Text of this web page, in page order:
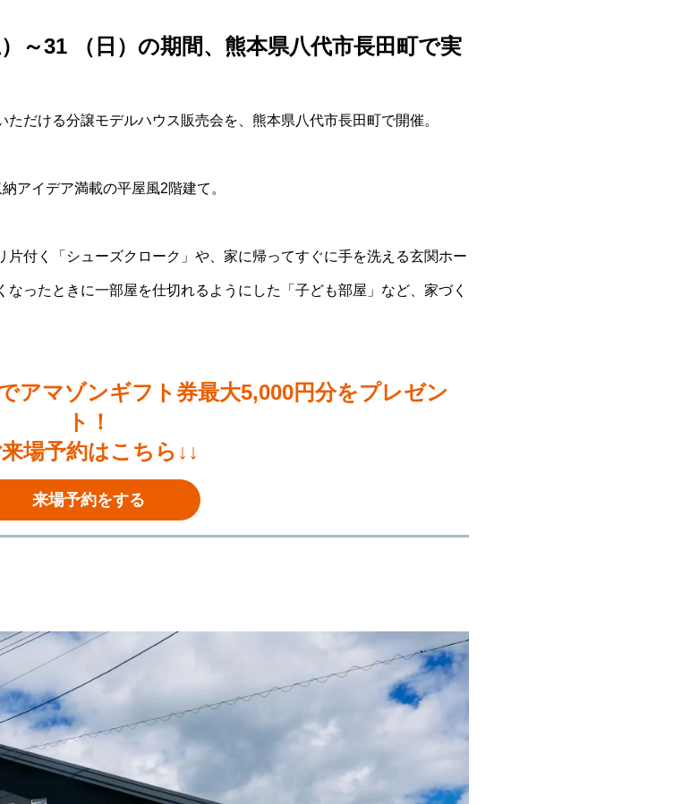
～31 （日）の期間、熊本県八代市長田町で実
だける分譲モデルハウス販売会を、熊本県八代市長田町で開催。
アイデア満載の平屋風2階建て。
付く「シューズクローク」や、家に帰ってすぐに手を洗える玄関ホー
ったときに一部屋を仕切れるようにした「子ども部屋」など、家づく
アマゾンギフト券最大5,000円分をプレゼン
ト！
場予約はこちら↓↓
来場予約をする